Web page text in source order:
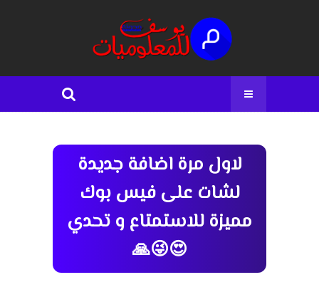
لاول مرة اضافة جديدة
لشات على فيس بوك
مميزة للاستمتاع و تحدي
😍😜🙏